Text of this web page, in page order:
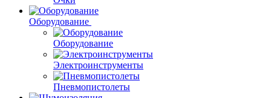
Оборудование
Оборудование
Электроинструменты
Пневмопистолеты